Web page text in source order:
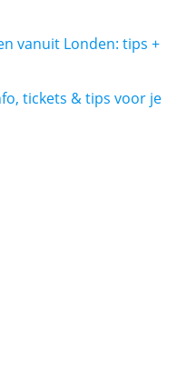
vanuit Londen: tips +
tickets & tips voor je